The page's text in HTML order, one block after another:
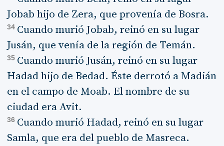
Jobab hijo de Zera, que provenía de Bosra.
34 Cuando murió Jobab, reinó en su lugar
Jusán, que venía de la región de Temán.
35 Cuando murió Jusán, reinó en su lugar
Hadad hijo de Bedad. Éste derrotó a Madián
en el campo de Moab. El nombre de su
ciudad era Avit.
36 Cuando murió Hadad, reinó en su lugar
Samla, que era del pueblo de Masreca.